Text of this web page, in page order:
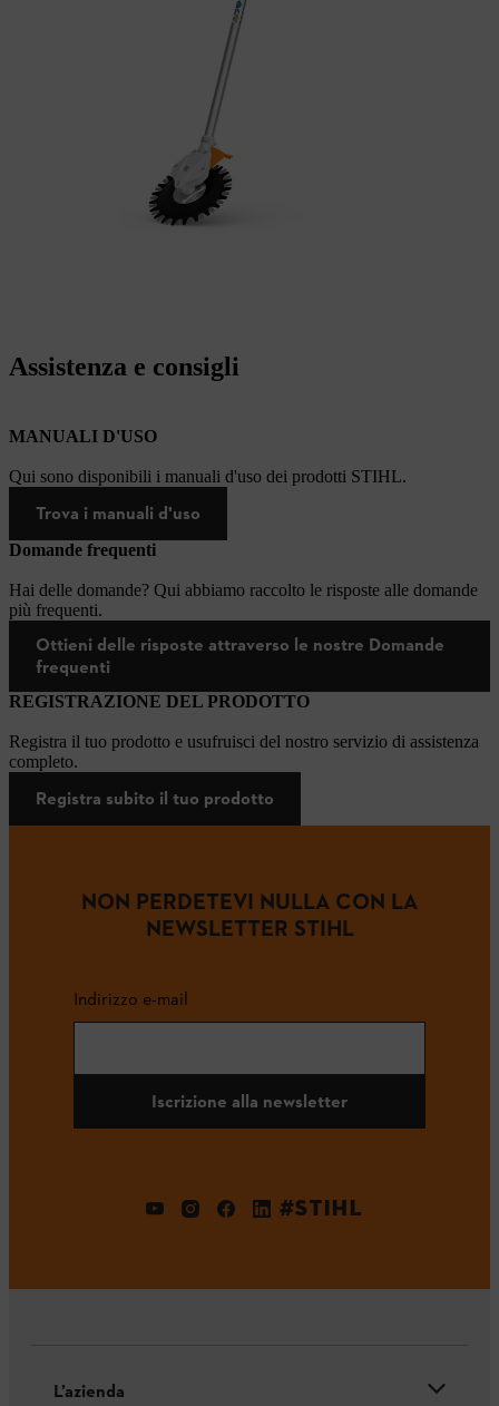
Assistenza e consigli
MANUALI D'USO
Qui sono disponibili i manuali d'uso dei prodotti STIHL.
Trova i manuali d'uso
Domande frequenti
Hai delle domande? Qui abbiamo raccolto le risposte alle domande
più frequenti.
Ottieni delle risposte attraverso le nostre Domande
frequenti
REGISTRAZIONE DEL PRODOTTO
Registra il tuo prodotto e usufruisci del nostro servizio di assistenza
completo.
Registra subito il tuo prodotto
NON PERDETEVI NULLA CON LA
NEWSLETTER STIHL
Indirizzo e-mail
Iscrizione alla newsletter
#STIHL
L’azienda